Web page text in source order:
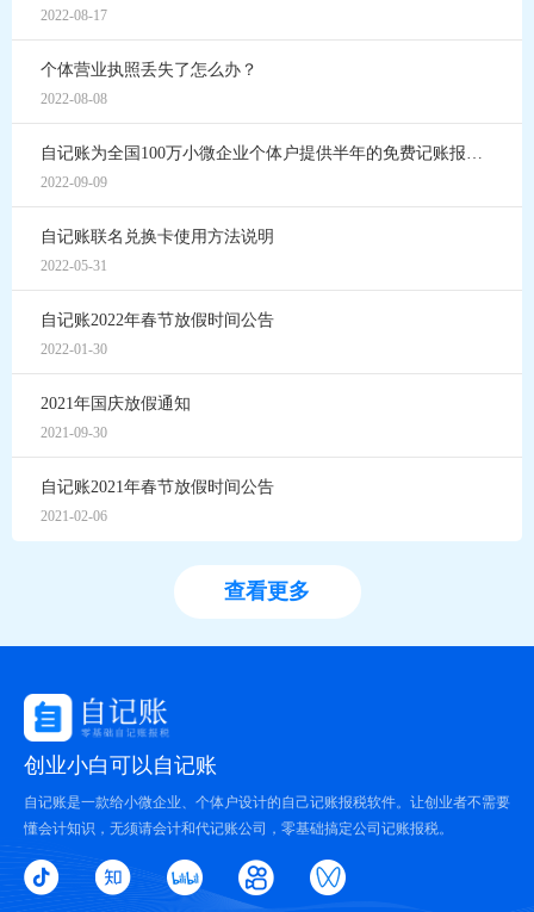
2022-08-17
个体营业执照丢失了怎么办？
2022-08-08
自记账为全国100万小微企业个体户提供半年的免费记账报税服务
2022-09-09
自记账联名兑换卡使用方法说明
2022-05-31
自记账2022年春节放假时间公告
2022-01-30
2021年国庆放假通知
2021-09-30
自记账2021年春节放假时间公告
2021-02-06
查看更多
创业小白可以自记账
自记账是一款给小微企业、个体户设计的自己记账报税软件。让创业者不需要
懂会计知识，无须请会计和代记账公司，零基础搞定公司记账报税。